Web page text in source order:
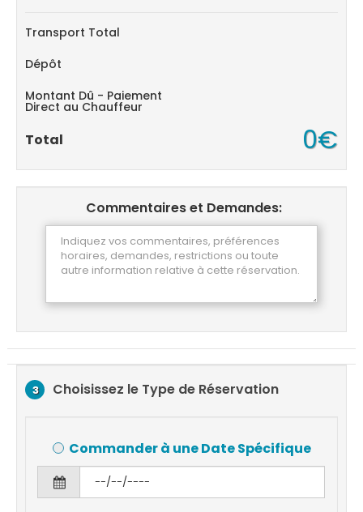
Transport Total
Dépôt
Montant Dû - Paiement
Direct au Chauffeur
Total 0€
Commentaires et Demandes:
3 Choisissez le Type de Réservation
Commander à une Date Spécifique